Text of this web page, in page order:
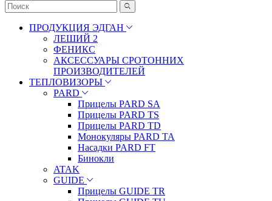
ПРОДУКЦИЯ ЭДГАН
ЛЕШИЙ 2
ФЕНИКС
АКСЕССУАРЫ СРОТОННИХ
ПРОИЗВОДИТЕЛЕЙ
ТЕПЛОВИЗОРЫ
PARD
Прицелы PARD SA
Прицелы PARD TS
Прицелы PARD TD
Монокуляры PARD TA
Насадки PARD FT
Бинокли
ATAK
GUIDE
Прицелы GUIDE TR